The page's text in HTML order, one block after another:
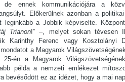
de ennek kommunikációjára a
Előkerülnek azonban a
leginkább a Jobbik képviselte.
Trianon!” –, melyet sokan tévesen
Karinthy Ferenc vagy Kosztolányi
a Magyarok
én a Magyarok
példa a nemzeti emlékezet
bevésődött ez az idézet, hogy a mai